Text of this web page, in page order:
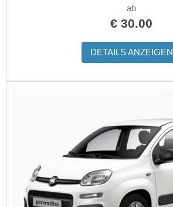
ab
€ 30.00
DETAILS ANZEIGEN